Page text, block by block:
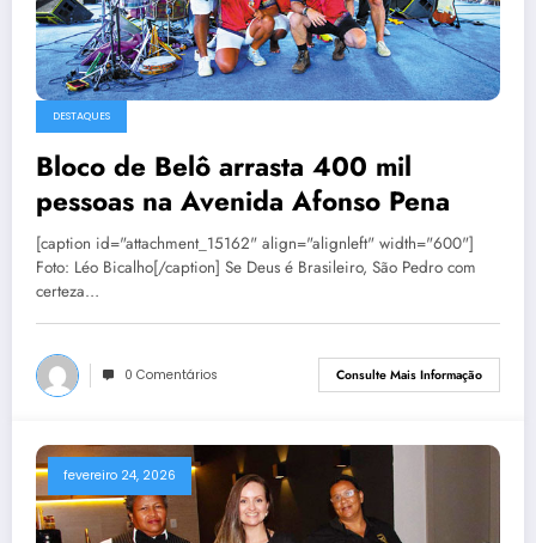
DESTAQUES
Bloco de Belô arrasta 400 mil
pessoas na Avenida Afonso Pena
[caption id="attachment_15162" align="alignleft" width="600"]
Foto: Léo Bicalho[/caption] Se Deus é Brasileiro, São Pedro com
certeza…
0 Comentários Consulte Mais Informação
fevereiro 24, 2026